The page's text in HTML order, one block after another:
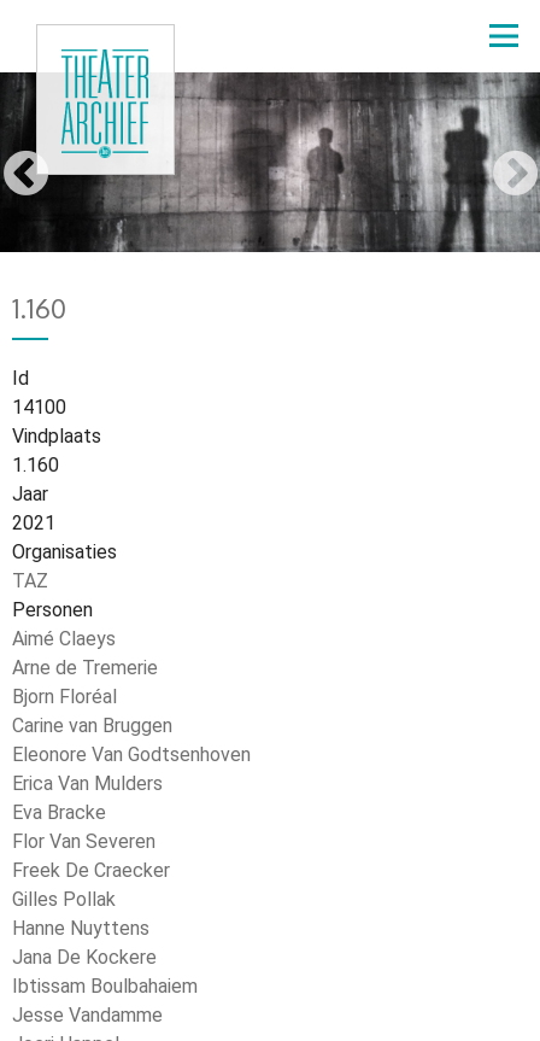
naar
inhoud
gaan
Marijke
Pinoy
Kruimelpad
Home 934
1.160
Id
14100
Vindplaats
1.160
Jaar
2021
Organisaties
TAZ
Personen
Aimé Claeys
Arne de Tremerie
Bjorn Floréal
Carine van Bruggen
Eleonore Van Godtsenhoven
Erica Van Mulders
Eva Bracke
Flor Van Severen
Freek De Craecker
Gilles Pollak
Hanne Nuyttens
Jana De Kockere
Ibtissam Boulbahaiem
Jesse Vandamme